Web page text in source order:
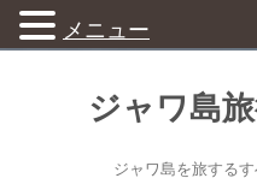
ジャワ島
ジャワ島を旅する
メニュー